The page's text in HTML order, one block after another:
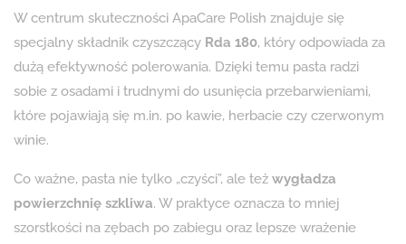
W centrum skuteczności ApaCare Polish znajduje się
specjalny składnik czyszczący Rda 180, który odpowiada za
dużą efektywność polerowania. Dzięki temu pasta radzi
sobie z osadami i trudnymi do usunięcia przebarwieniami,
które pojawiają się m.in. po kawie, herbacie czy czerwonym
winie.
Co ważne, pasta nie tylko „czyści”, ale też wygładza
powierzchnię szkliwa. W praktyce oznacza to mniej
szorstkości na zębach po zabiegu oraz lepsze wrażenie